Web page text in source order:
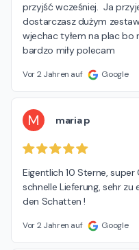
przyjść wcześniej.  Ja
dostarczasz dużym
wjechac tyłem na plac bo
bardzo miły polecam
Vor 2 Jahren auf Google
M maria p
Eigentlich 10 Sterne,
schnelle Lieferung, sehr
den Schatten !
Vor 2 Jahren auf Google